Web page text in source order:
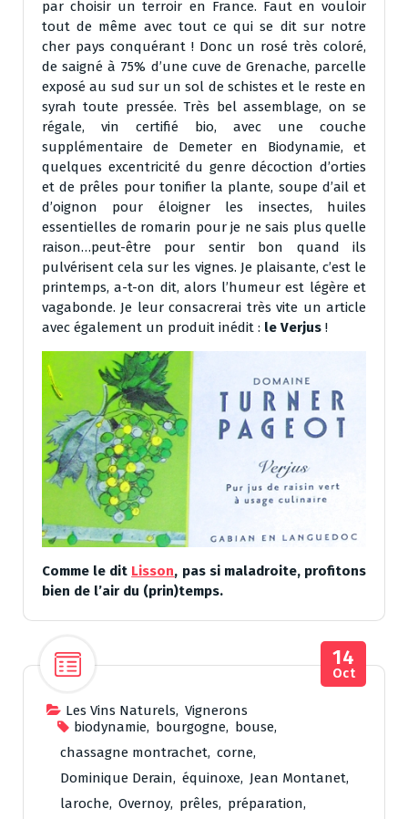
par choisir un terroir en France. Faut en vouloir
tout de même avec tout ce qui se dit sur notre
cher pays conquérant ! Donc un rosé très coloré,
de saigné à 75% d’une cuve de Grenache, parcelle
exposé au sud sur un sol de schistes et le reste en
syrah toute pressée. Très bel assemblage, on se
régale, vin certifié bio, avec une couche
supplémentaire de Demeter en Biodynamie, et
quelques excentricité du genre décoction d’orties
et de prêles pour tonifier la plante, soupe d’ail et
d’oignon pour éloigner les insectes, huiles
essentielles de romarin pour je ne sais plus quelle
raison…peut-être pour sentir bon quand ils
pulvérisent cela sur les vignes. Je plaisante, c’est le
printemps, a-t-on dit, alors l’humeur est légère et
vagabonde. Je leur consacrerai très vite un article
avec également un produit inédit : le Verjus !
Comme le dit Lisson, pas si maladroite, profitons
bien de l’air du (prin)temps.
Les Vins Naturels, Vignerons
biodynamie, bourgogne, bouse,
chassagne montrachet, corne,
Dominique Derain, équinoxe, Jean Montanet,
laroche, Overnoy, prêles, préparation,
14
Oct